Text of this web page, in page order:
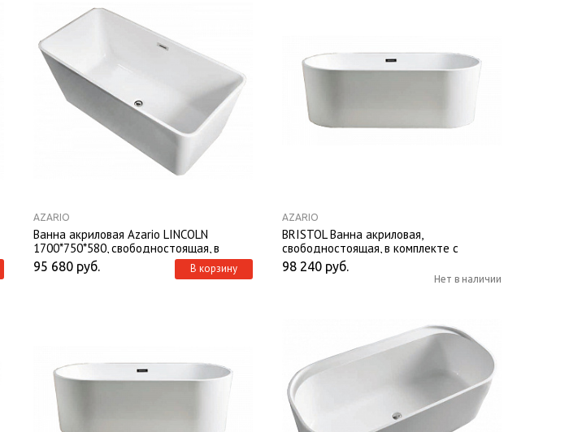
AZARIO
Ванна акриловая Azario LINCOLN
1700*750*580, свободностоящая, в
комплекте с сифоном и металлической
рамой
95 680 руб. В корзину
AZARIO
BRISTOL Ванна акриловая,
свободностоящая, в комплекте с
сифоном и металлической рамой,
1600X800X580мм
98 240 руб.
Нет в наличии